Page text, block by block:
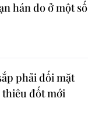
hán do ở một số
phải đối mặt
đốt mới